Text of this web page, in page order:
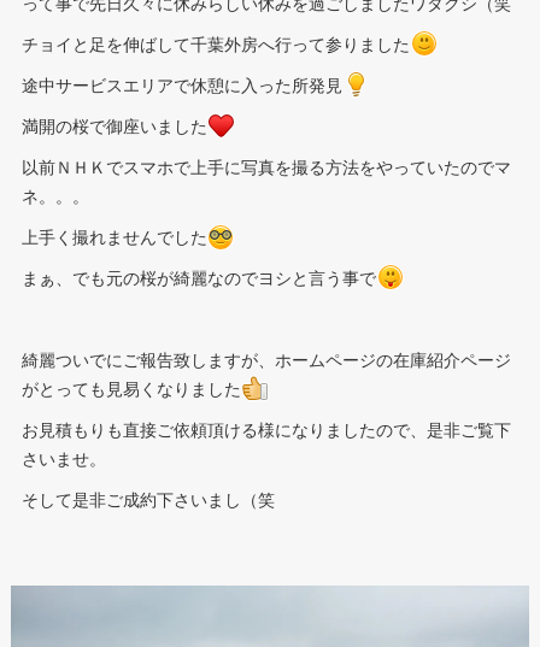
チョイと足を伸ばして千葉外房へ行って参りました
途中サービスエリアで休憩に入った所発見
満開の桜で御座いました
以前ＮＨＫでスマホで上手に写真を撮る方法をやっていたのでマ
ネ。。。
上手く撮れませんでした
まぁ、でも元の桜が綺麗なのでヨシと言う事で
綺麗ついでにご報告致しますが、ホームページの在庫紹介ページ
がとっても見易くなりました
お見積もりも直接ご依頼頂ける様になりましたので、是非ご覧下
さいませ。
そして是非ご成約下さいまし（笑